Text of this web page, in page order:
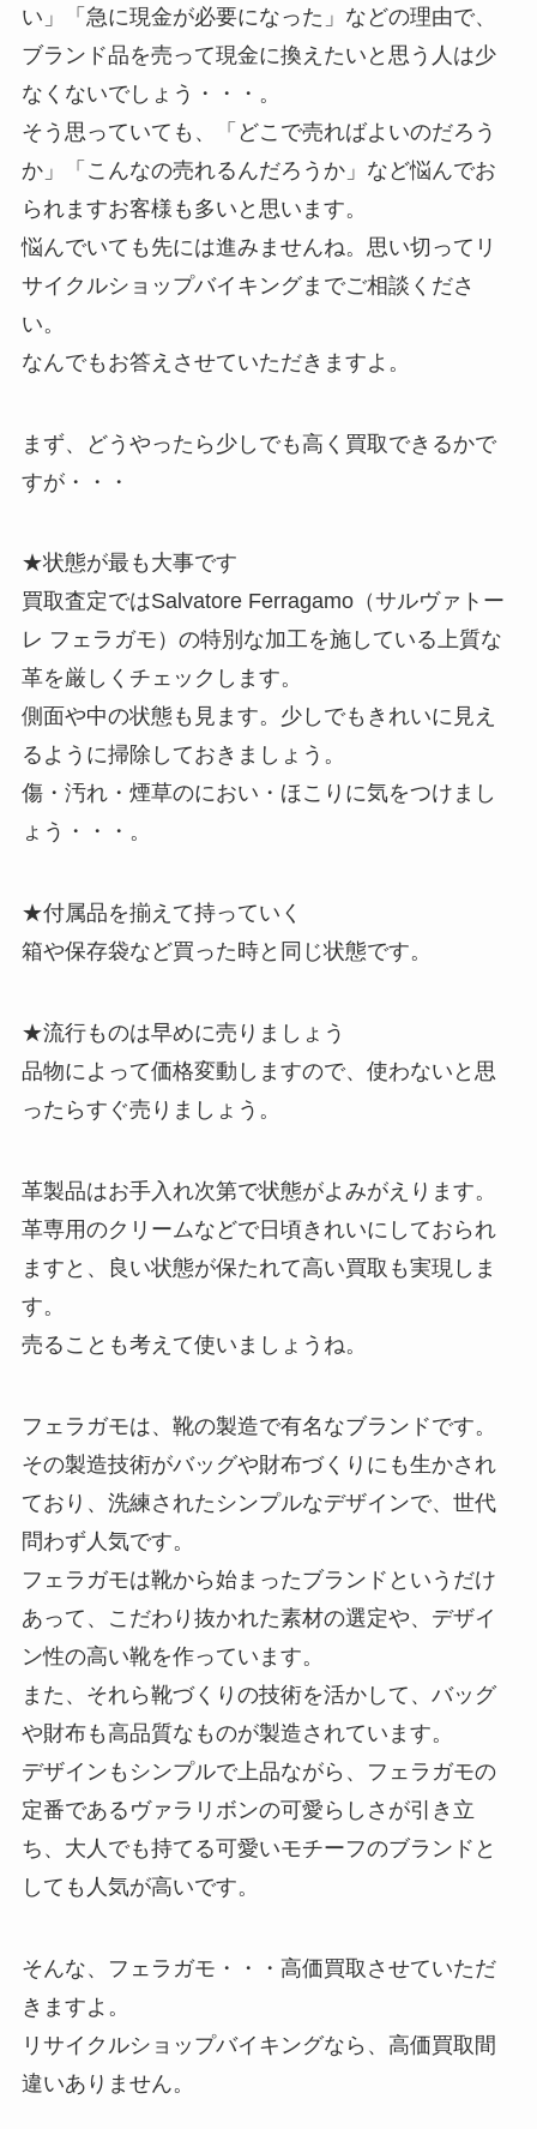
い」「急に現金が必要になった」などの理由で、
ブランド品を売って現金に換えたいと思う人は少
なくないでしょう・・・。
そう思っていても、「どこで売ればよいのだろう
か」「こんなの売れるんだろうか」など悩んでお
られますお客様も多いと思います。
悩んでいても先には進みませんね。思い切ってリ
サイクルショップバイキングまでご相談くださ
い。
なんでもお答えさせていただきますよ。
まず、どうやったら少しでも高く買取できるかで
すが・・・
★状態が最も大事です
買取査定ではSalvatore Ferragamo（サルヴァトー
レ フェラガモ）の特別な加工を施している上質な
革を厳しくチェックします。
側面や中の状態も見ます。少しでもきれいに見え
るように掃除しておきましょう。
傷・汚れ・煙草のにおい・ほこりに気をつけまし
ょう・・・。
★付属品を揃えて持っていく
箱や保存袋など買った時と同じ状態です。
★流行ものは早めに売りましょう
品物によって価格変動しますので、使わないと思
ったらすぐ売りましょう。
革製品はお手入れ次第で状態がよみがえります。
革専用のクリームなどで日頃きれいにしておられ
ますと、良い状態が保たれて高い買取も実現しま
す。
売ることも考えて使いましょうね。
フェラガモは、靴の製造で有名なブランドです。
その製造技術がバッグや財布づくりにも生かされ
ており、洗練されたシンプルなデザインで、世代
問わず人気です。
フェラガモは靴から始まったブランドというだけ
あって、こだわり抜かれた素材の選定や、デザイ
ン性の高い靴を作っています。
また、それら靴づくりの技術を活かして、バッグ
や財布も高品質なものが製造されています。
デザインもシンプルで上品ながら、フェラガモの
定番であるヴァラリボンの可愛らしさが引き立
ち、大人でも持てる可愛いモチーフのブランドと
しても人気が高いです。
そんな、フェラガモ・・・高価買取させていただ
きますよ。
リサイクルショップバイキングなら、高価買取間
違いありません。